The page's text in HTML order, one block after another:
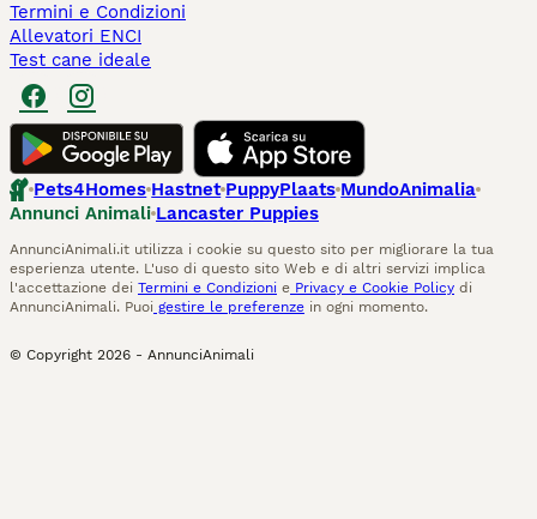
Termini e Condizioni
Allevatori ENCI
Test cane ideale
Pets4Homes Hastnet PuppyPlaats MundoAnimalia
Annunci Animali Lancaster Puppies
AnnunciAnimali.it utilizza i cookie su questo sito per migliorare la tua
esperienza utente. L'uso di questo sito Web e di altri servizi implica
l'accettazione dei Termini e Condizioni e Privacy e Cookie Policy di
AnnunciAnimali. Puoi gestire le preferenze in ogni momento.
© Copyright 2026 - AnnunciAnimali